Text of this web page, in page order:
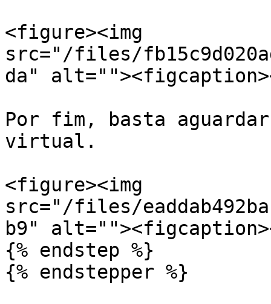
<figure><img
src="/files/
da"
Por fim, basta
virtual.
<figure><img
src="/files/
b9"
{% endstep %}
{% endstepper %}